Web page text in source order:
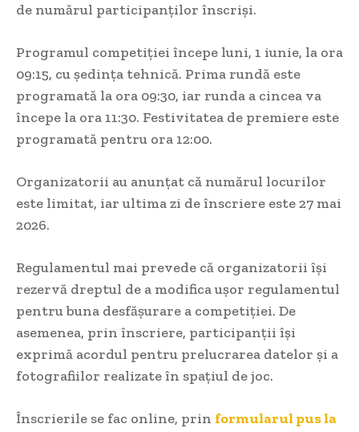
de numărul participanților înscriși.
Programul competiției începe luni, 1 iunie, la ora
09:15, cu ședința tehnică. Prima rundă este
programată la ora 09:30, iar runda a cincea va
începe la ora 11:30. Festivitatea de premiere este
programată pentru ora 12:00.
Organizatorii au anunțat că numărul locurilor
este limitat, iar ultima zi de înscriere este 27 mai
2026.
Regulamentul mai prevede că organizatorii își
rezervă dreptul de a modifica ușor regulamentul
pentru buna desfășurare a competiției. De
asemenea, prin înscriere, participanții își
exprimă acordul pentru prelucrarea datelor și a
fotografiilor realizate în spațiul de joc.
Înscrierile se fac online, prin formularul pus la